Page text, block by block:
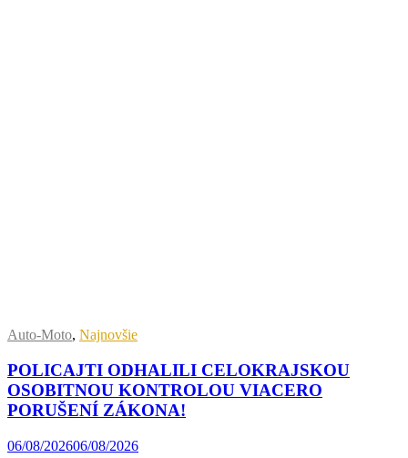
Auto-Moto, Najnovšie
POLICAJTI ODHALILI CELOKRAJSKOU
OSOBITNOU KONTROLOU VIACERO
PORUŠENÍ ZÁKONA!
06/08/202606/08/2026